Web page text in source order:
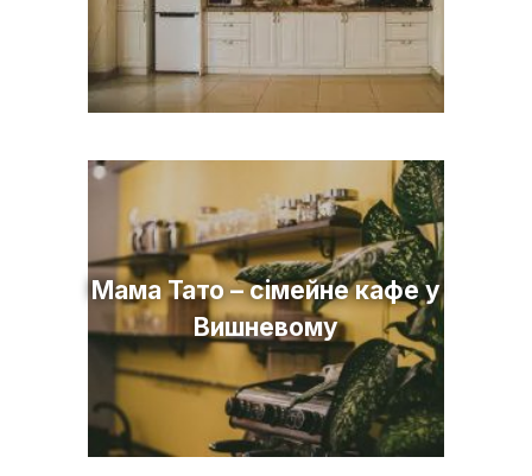
Мама Тато – сімейне кафе у
Вишневому